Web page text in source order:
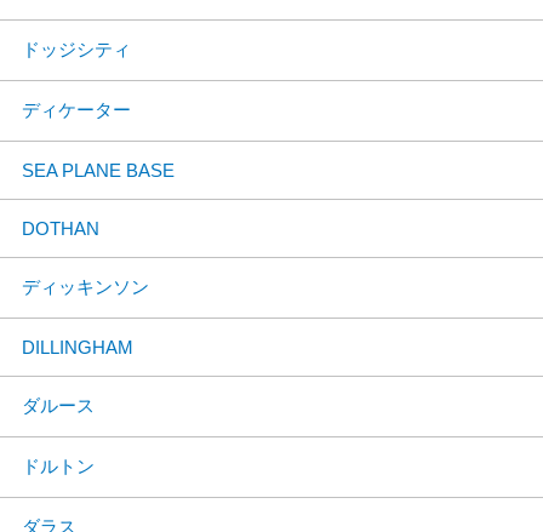
ドッジシティ
ディケーター
SEA PLANE BASE
DOTHAN
ディッキンソン
DILLINGHAM
ダルース
ドルトン
ダラス